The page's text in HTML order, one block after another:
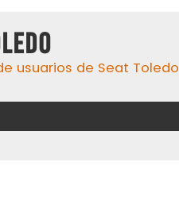
usuarios de Seat Toledo